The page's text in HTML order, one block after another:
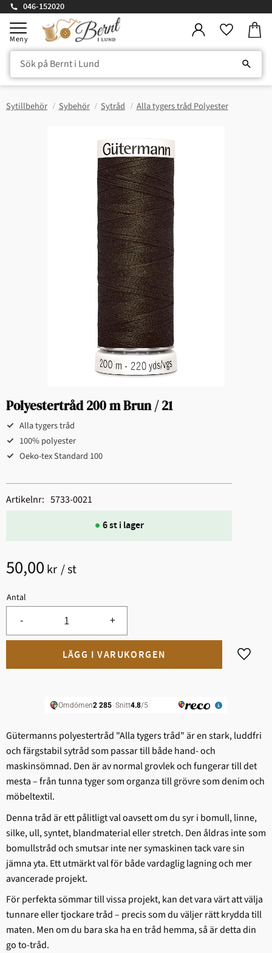
Meny
046-152020
Sytillbehör Sybehör Sytråd Alla tygers tråd Polyester
Polyestertråd 200 m Brun / 21
Alla tygers tråd
100% polyester
Oeko-tex Standard 100
50,00 kr /st
Antal
+
-
Lägg
6 st i lager
Artikelnr 5733-0021
Gütermanns polyestertråd "Alla tygers tråd" är en stark, ludd­fri
och färgstabil sytråd som passar till både hand- och
maskinsömnad. Den är av normal grovlek och fungerar till det
mesta – från tunna tyger som organza till grövre som denim och
möbeltextil.
Denna tråd är ett pålitligt val oavsett om du syr i bomull, linne,
silke, ull, syntet, blandmaterial eller stretch. Den åldras inte som
bomullstråd och smutsar inte ner symaskinen tack vare sin
jämna yta. Ett utmärkt val för både vardaglig lagning och mer
avancerade projekt.
För perfekta sömmar till vissa projekt, kan det vara värt att välja
tunnare eller tjockare tråd – precis som du väljer rätt krydda till
maten. Men om du bara ska ha en tråd hemma, så är detta din
go to-tråd.